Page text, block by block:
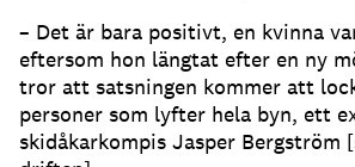
– Det är bara positivt, en kvinna
eftersom hon längtat efter en ny
tror att satsningen kommer att
personer som lyfter hela byn, ett
skidåkarkompis Jasper Bergström